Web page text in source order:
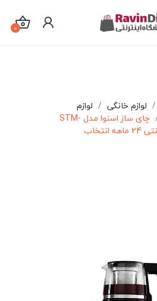
0
لوازم خانگی
لوازم
چای ساز اسنوا مدل STM-
G1800BK با گارانتی 24 ماهه انتخاب